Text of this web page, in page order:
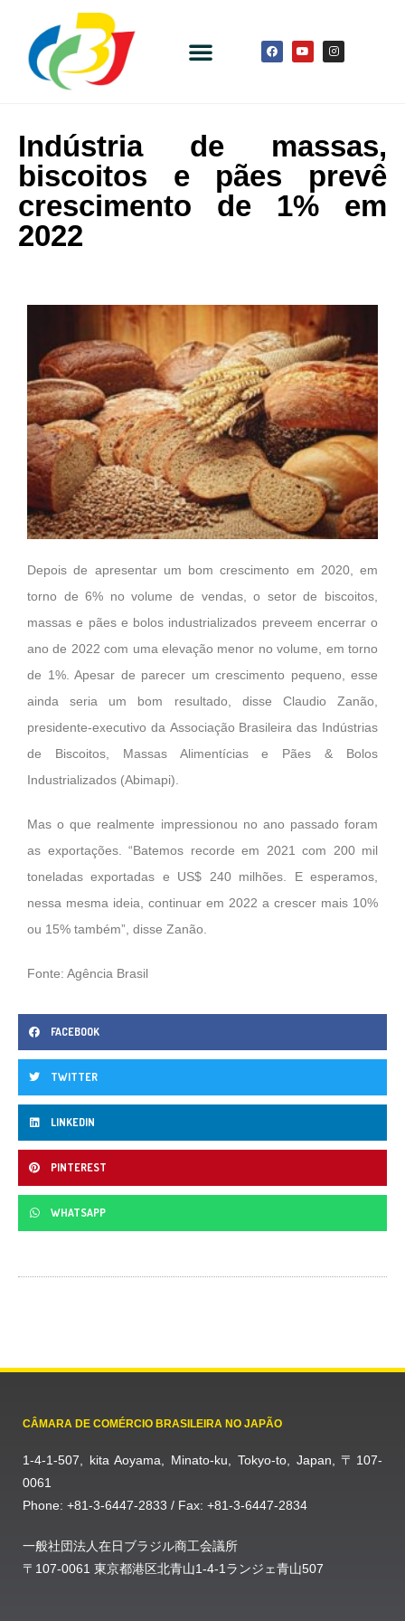
Indústria de massas,
biscoitos e pães prevê
crescimento de 1% em
2022
Depois de apresentar um bom crescimento em 2020, em
torno de 6% no volume de vendas, o setor de biscoitos,
massas e pães e bolos industrializados preveem encerrar o
ano de 2022 com uma elevação menor no volume, em torno
de 1%. Apesar de parecer um crescimento pequeno, esse
ainda seria um bom resultado, disse Claudio Zanão,
presidente-executivo da Associação Brasileira das Indústrias
de Biscoitos, Massas Alimentícias e Pães & Bolos
Industrializados (Abimapi).
Mas o que realmente impressionou no ano passado foram
as exportações. “Batemos recorde em 2021 com 200 mil
toneladas exportadas e US$ 240 milhões. E esperamos,
nessa mesma ideia, continuar em 2022 a crescer mais 10%
ou 15% também”, disse Zanão.
Fonte: Agência Brasil
FACEBOOK
TWITTER
LINKEDIN
PINTEREST
WHATSAPP
CÂMARA DE COMÉRCIO BRASILEIRA NO JAPÃO
1-4-1-507, kita Aoyama, Minato-ku, Tokyo-to, Japan, 〒107-
0061
Phone: +81-3-6447-2833 / Fax: +81-3-6447-2834
一般社団法人在日ブラジル商工会議所
〒107-0061 東京都港区北青山1-4-1ランジェ青山507